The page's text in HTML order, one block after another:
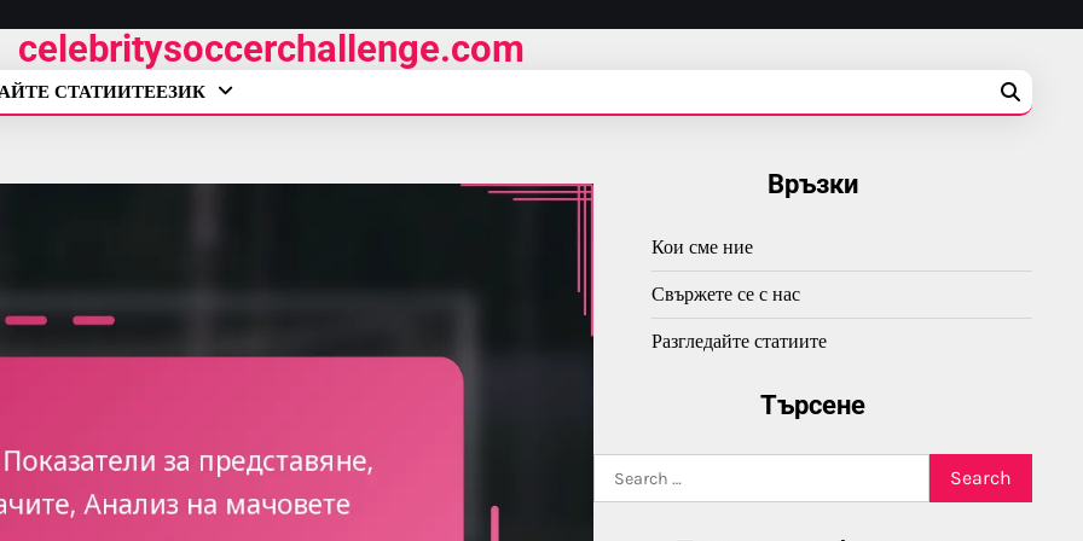
celebritysoccerchallenge.com
СТАТИИТЕЕЗИК
Връзки
Кои сме ние
Свържете се с нас
Разгледайте статиите
Търсене
for: